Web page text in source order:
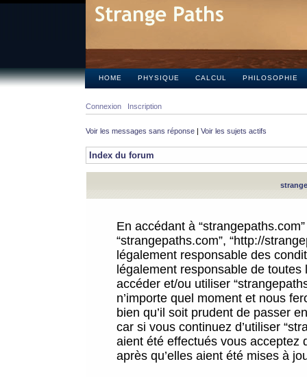
HOME PHYSIQUE CALCUL PHILOSOPHIE
Connexion Inscription
Voir les messages sans réponse | Voir les sujets actifs
Index du forum
En accédant à
“strangepaths.com”, “http://
légalement responsable des
légalement responsable de
accéder et/ou utiliser
n’importe quel moment et nous
bien qu’il soit prudent de passer
car si vous continuez d’utiliser
aient été effectués vous acceptez
après qu’elles aient été mises à